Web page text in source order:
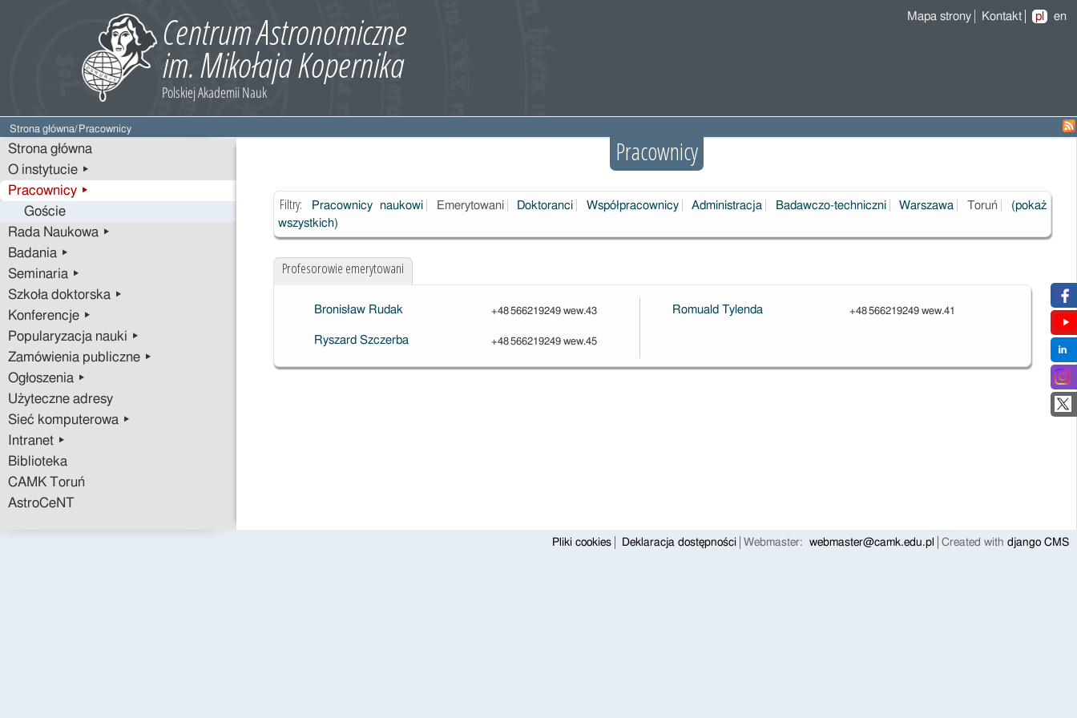
Mapa strony Kontakt pl en
Strona główna/ Pracownicy
Strona główna
O instytucie ▸
Pracownicy ▸
Goście
Rada Naukowa ▸
Badania ▸
Seminaria ▸
Szkoła doktorska ▸
Konferencje ▸
Popularyzacja nauki ▸
Zamówienia publiczne ▸
Ogłoszenia ▸
Użyteczne adresy
Sieć komputerowa ▸
Intranet ▸
Biblioteka
CAMK Toruń
AstroCeNT
Pracownicy
Filtry: Pracownicy naukowi Emerytowani Doktoranci Współpracownicy Administracja Badawczo-techniczni Warszawa Toruń
(pokaż
wszystkich)
Profesorowie emerytowani
Bronisław Rudak +48 566219249 wew.43
Ryszard Szczerba +48 566219249 wew.45
Romuald Tylenda +48 566219249 wew.41
Pliki cookies Deklaracja dostępności Webmaster: webmaster@camk.edu.pl Created with django CMS